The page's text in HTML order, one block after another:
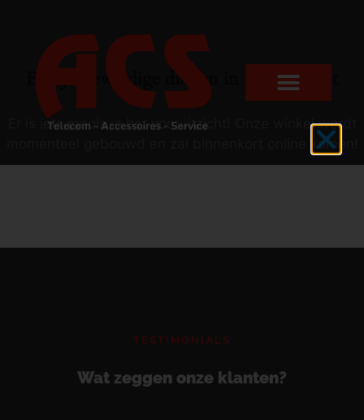
Er zijn geweldige dingen in het verschiet
Er is iets moois in het vooruitzicht! Onze winkel wordt
momenteel gebouwd en zal binnenkort online komen!
TESTIMONIALS
Wat zeggen onze klanten?